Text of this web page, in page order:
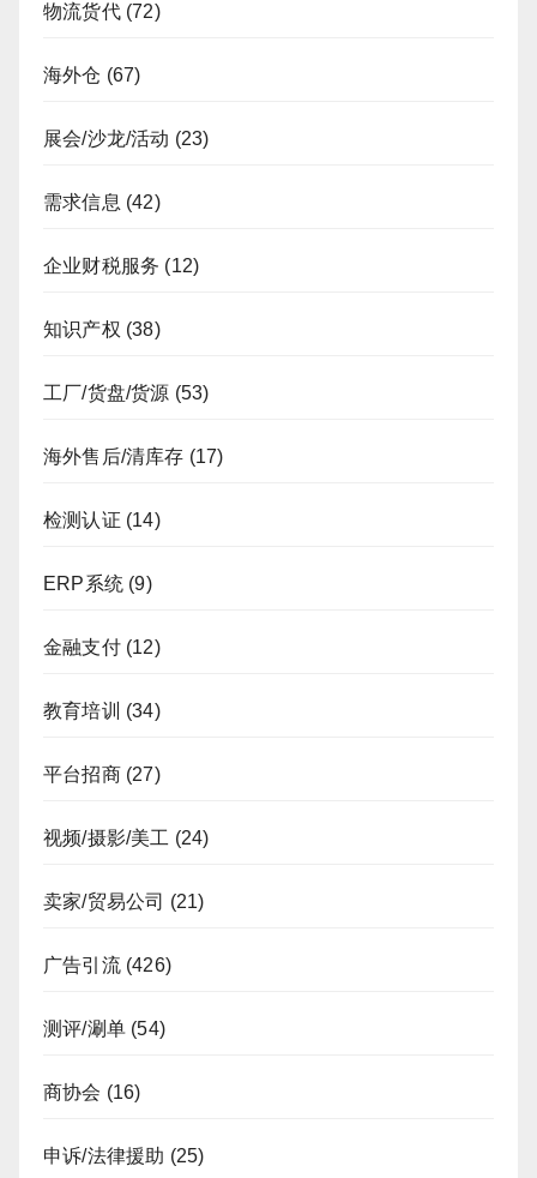
物流货代(72)
海外仓 (67)
展会/沙龙/活动 (23)
需求信息 (42)
企业财税服务 (12)
知识产权 (38)
工厂/货盘/货源 (53)
海外售后/清库存 (17)
检测认证 (14)
ERP系统 (9)
金融支付(12)
教育培训 (34)
平台招商(27)
视频/摄影/美工 (24)
卖家/贸易公司 (21)
广告引流(426)
测评/涮单 (54)
商协会 (16)
申诉/法律援助 (25)